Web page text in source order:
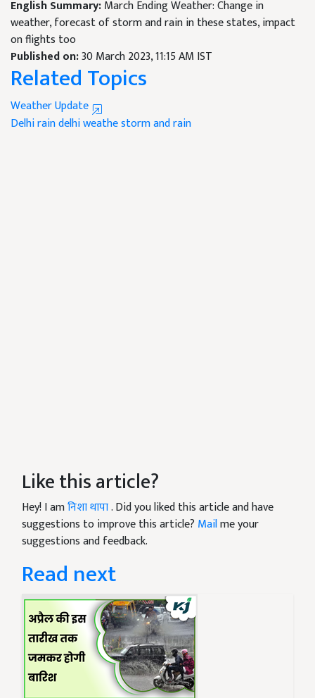
English Summary:March Ending Weather: Change in
weather, forecast of storm and rain in these states, impact
on flights too
Published on:30 March 2023, 11:15 AM IST
Related Topics
Weather Update
Delhi raindelhi weathestorm and rain
Like this article?
Hey! I amनिशा थापा. Did you liked this article and have
suggestions to improve this article? Mailme your
suggestions and feedback.
Read next